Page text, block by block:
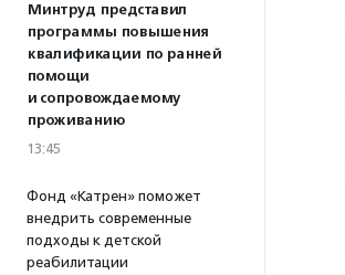
Минтруд представил
программы повышения
квалификации по ранней
помощи
и сопровождаемому
проживанию
13:45
Фонд «Катрен» поможет
внедрить современные
подходы к детской
реабилитации